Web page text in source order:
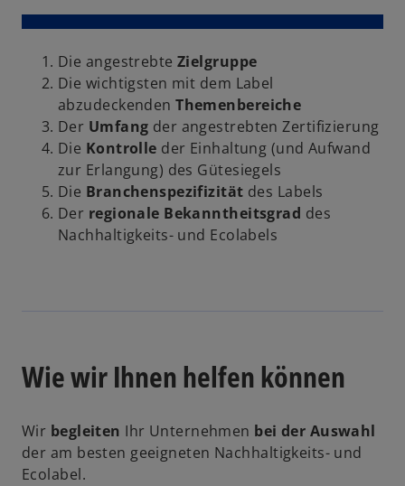
Die angestrebteZielgruppe
Die wichtigsten mit dem Label
abzudeckendenThemenbereiche
Der Umfang der angestrebten Zertifizierung
Die Kontrolle der Einhaltung (und Aufwand
zur Erlangung) des Gütesiegels
Die Branchenspezifizität des Labels
Der regionale Bekanntheitsgrad des
Nachhaltigkeits- und Ecolabels
Wie wir Ihnen helfen können
Wir begleiten Ihr Unternehmen bei der Auswahl
der am besten geeigneten Nachhaltigkeits- und
Ecolabel.